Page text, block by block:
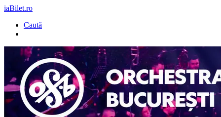
iaBilet.ro
Caută